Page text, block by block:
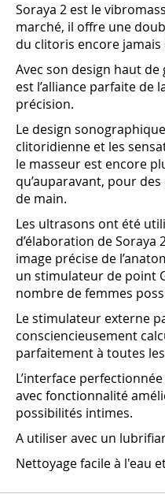
Soraya 2 est le
marché, il offre une
du clitoris encore jamais
Avec son design haut
est l’alliance parfaite de
précision.
Le design
clitoridienne et les
le masseur est encore
qu’auparavant, pour
de main.
Les ultrasons ont été
d’élaboration de
image précise de
un stimulateur de point
nombre de femmes
Le stimulateur externe
consciencieusement
parfaitement à toutes
L’interface
avec fonctionnalité
possibilités intimes.
A utiliser avec un
Nettoyage facile à l'eau